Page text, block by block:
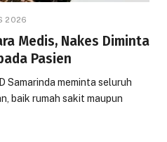
2026
Medis, Nakes Diminta
Pasien
Samarinda meminta seluruh
baik rumah sakit maupun